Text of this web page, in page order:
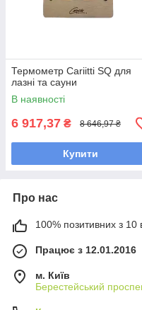
Термометр Cariitti SQ для
лазні та сауни
В наявності
6 917,37 ₴ 8 646,97 ₴
Купити
Про нас
100% позитивних з 10
Працює з 12.01.2016
м. Київ
Берестейський